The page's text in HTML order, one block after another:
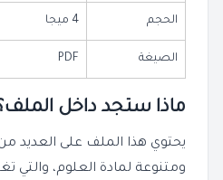
الحجم 4 ميجا
الصيغة PDF
ماذا ستجد داخل
يحتوي هذا الملف على العديد
ومتنوعة لمادة العلوم، والتي